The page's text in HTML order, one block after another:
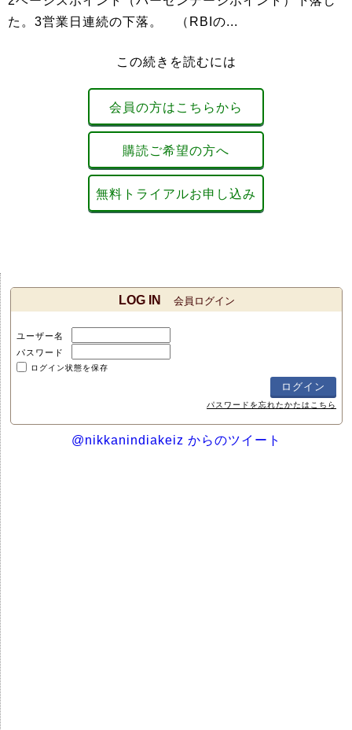
た。3営業日連続の下落。 （RBIの...
この続きを読むには
会員の方はこちらから
購読ご希望の方へ
無料トライアルお申し込み
LOG IN 会員ログイン
ユーザー名
パスワード
ログイン状態を保存
パスワードを忘れたかたはこちら
@nikkanindiakeiz からのツイート